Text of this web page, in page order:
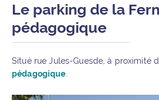
Le parking de la
pédagogique
Situé rue Jules-Guesde, à proximité
pédagogique.